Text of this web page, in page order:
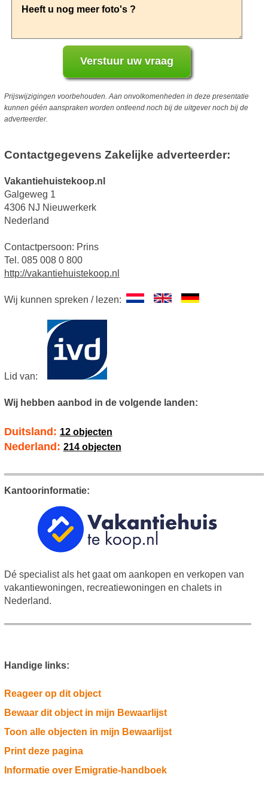
Prijswijzigingen voorbehouden. Aan onvolkomenheden in deze presentatie
kunnen géén aanspraken worden ontleend noch bij de uitgever noch bij de
adverteerder.
Contactgegevens Zakelijke adverteerder:
Vakantiehuistekoop.nl
Galgeweg 1
4306 NJ Nieuwerkerk
Nederland
Contactpersoon: Prins
Tel. 085 008 0 800
http://vakantiehuistekoop.nl
Wij kunnen spreken / lezen:
Lid van:
Wij hebben aanbod in de volgende landen:
Duitsland: 12 objecten
Nederland: 214 objecten
Kantoorinformatie:
Dé specialist als het gaat om aankopen en verkopen van
vakantiewoningen, recreatiewoningen en chalets in
Nederland.
Handige links:
Reageer op dit object
Bewaar dit object in mijn Bewaarlijst
Toon alle objecten in mijn Bewaarlijst
Print deze pagina
Informatie over Emigratie-handboek